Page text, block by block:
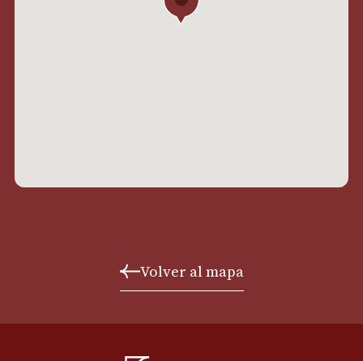
Volver al mapa